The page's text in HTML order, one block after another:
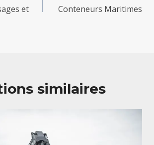
et
Conteneurs Maritimes
similaires